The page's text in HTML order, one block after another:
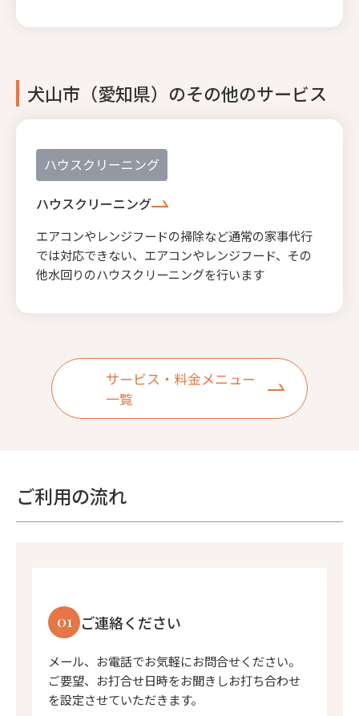
犬山市（愛知県）のその他のサービス
ハウスクリーニング
ハウスクリーニング
エアコンやレンジフードの掃除など通常の家事代行
では対応できない、エアコンやレンジフード、その
他水回りのハウスクリーニングを行います
サービス・料金メニュー
一覧
ご利用の流れ
01 ご連絡ください
メール、お電話でお気軽にお問合せください。
ご要望、お打合せ日時をお聞きしお打ち合わせ
を設定させていただきます。